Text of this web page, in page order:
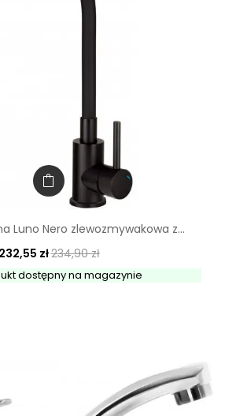
Luno Nero zlewozmywakowa z...
232,55 zł234,90 zł
dostępny na magazynie